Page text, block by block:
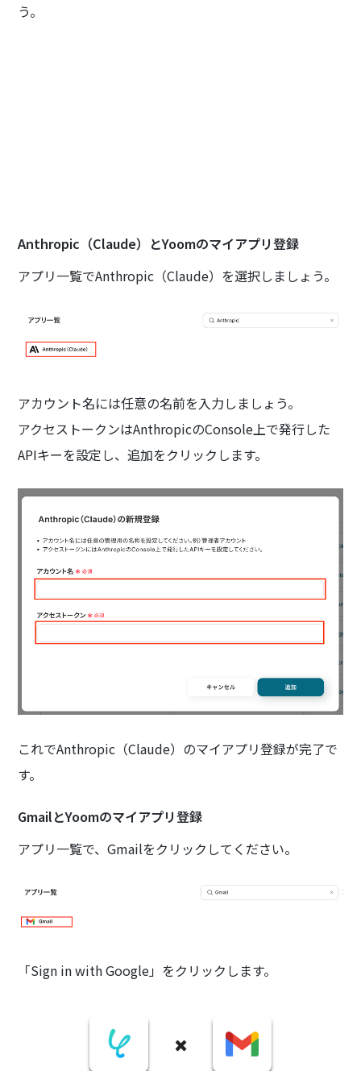
う。
Anthropic（Claude）とYoomのマイアプリ登録
アプリ一覧でAnthropic（Claude）を選択しましょう。
アカウント名には任意の名前を入力しましょう。
アクセストークンはAnthropicのConsole上で発行した
APIキーを設定し、追加をクリックします。
これでAnthropic（Claude）のマイアプリ登録が完了で
す。
GmailとYoomのマイアプリ登録
アプリ一覧で、Gmailをクリックしてください。
「Sign in with Google」をクリックします。